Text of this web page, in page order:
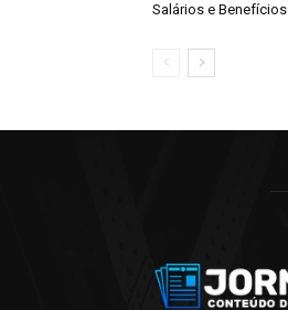
Salários e Benefícios